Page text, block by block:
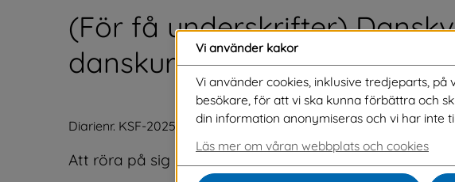
(För få underskrifter)
danskurs för äldre
Diarienr. KSF-2025-056-819 - Stina Hannedahl
Att röra på sig är bra för hälsan och speciellt viktigt för
Vi använder kakor
Vi använder cookies, inklusive tredjeparts,
besökare, för att vi ska kunna förbättra och
din information anonymiseras och vi har inte
Läs mer om våran webbplats och cookies